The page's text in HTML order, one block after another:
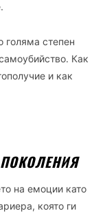
голяма степен
Как
и как
на емоции като
която ги